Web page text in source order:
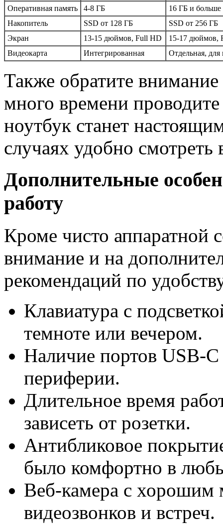
Оперативная память 4-8 ГБ
16 ГБ и больше
Накопитель
SSD от 128 ГБ
SSD от 256 ГБ
Экран
13-15 дюймов, Full HD
15-17 дюймов,
Видеокарта
Интегрированная Отдельная,
Также обратите
много времени
ноутбук станет
случаях удобно смотреть
Дополнительные
работу
Кроме чисто аппаратной
внимание и на
рекомендаций по
Клавиатура с
темноте или вечером.
Наличие портов USB-
периферии.
Длительное время
зависеть от розетки.
Антибликовое
было комфортно в
Веб-камера с
видеозвонков и встреч.